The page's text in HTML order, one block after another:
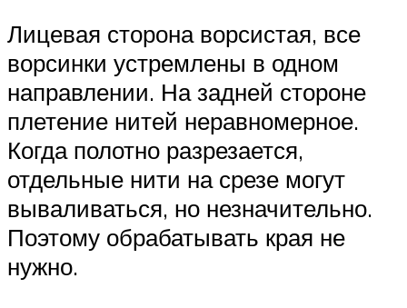
Лицевая сторона ворсистая, все
ворсинки устремлены в одном
направлении. На задней стороне
плетение нитей неравномерное.
Когда полотно разрезается,
отдельные нити на срезе могут
вываливаться, но незначительно.
Поэтому обрабатывать края не
нужно.